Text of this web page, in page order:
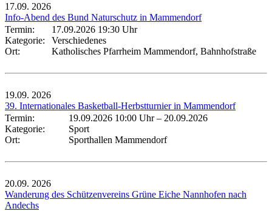
17.09. 2026
Info-Abend des Bund Naturschutz in Mammendorf
Termin:
17.09.2026 19:30 Uhr
Kategorie:
Verschiedenes
Ort:
Katholisches Pfarrheim Mammendorf, Bahnhofstraße
19.09. 2026
39. Internationales Basketball-Herbstturnier in Mammendorf
Termin:
19.09.2026 10:00 Uhr– 20.09.2026
Kategorie:
Sport
Ort:
Sporthallen Mammendorf
20.09. 2026
Wanderung des Schützenvereins Grüne Eiche Nannhofen nach
Andechs